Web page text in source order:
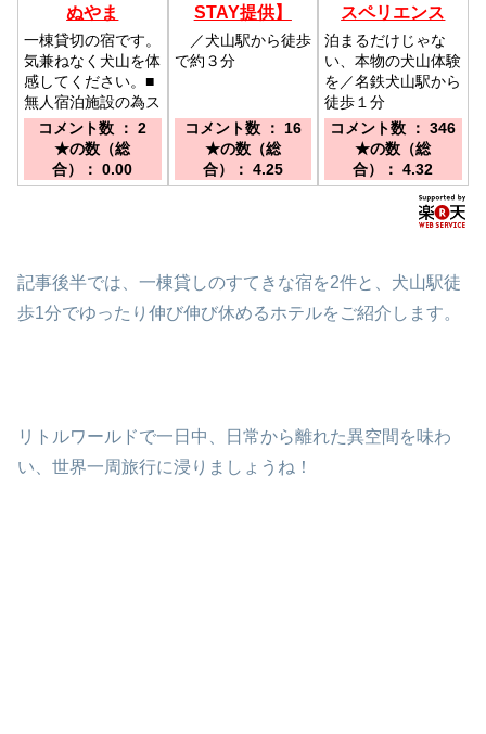
ぬやま
一棟貸切の宿です。
気兼ねなく犬山を体
感してください。■
無人宿泊施設の為ス
タッフは常駐してい
ません。■／名鉄犬
山駅より徒歩約８分
コメント数 ： 2
★の数（総
合）： 0.00
STAY提供】
／犬山駅から徒歩
で約３分
コメント数 ： 16
★の数（総
合）： 4.25
スペリエンス
泊まるだけじゃな
い、本物の犬山体験
を／名鉄犬山駅から
徒歩１分
コメント数 ： 346
★の数（総
合）： 4.32
記事後半では、一棟貸しのすてきな宿を2件と、犬山駅徒
歩1分でゆったり伸び伸び休めるホテルをご紹介します。
リトルワールドで一日中、日常から離れた異空間を味わ
い、世界一周旅行に浸りましょうね！